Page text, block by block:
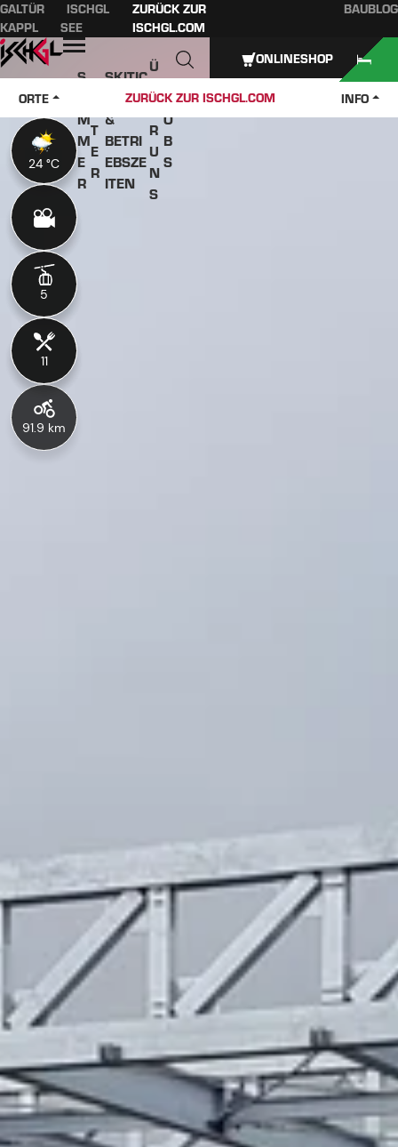
Hauptinhalt
Inhaltsverzeichnis
Hauptnavigation
Inhaltsverzeichnis
GALTÜR
ISCHGL
KAPPL
SEE
ZURÜCK ZUR
ISCHGL.COM
BAUBLOG
Öffnen
S
M
M
E
R
T
E
R
SKITIC
KETS
&
BETRI
EBSZE
ITEN
Ü
B
E
R
U
N
S
J
O
B
S
ORTE ZURÜCK ZUR ISCHGL.COM INFO
ONLINESHOP
24 °C
5
11
91.9 km
24 °C
5
11